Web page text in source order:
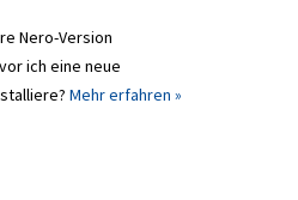
Nero-Version
ich eine neue
Mehr erfahren »